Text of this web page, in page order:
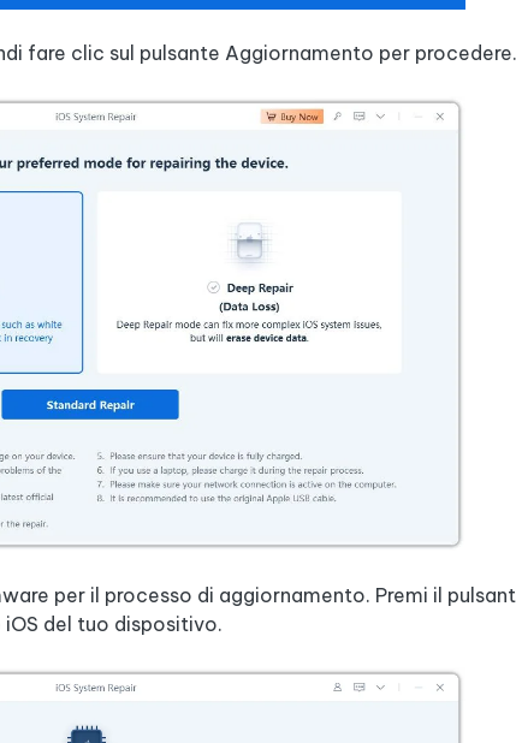
fare clic sul pulsante Aggiornamento per procedere.
per il processo di aggiornamento. Premi il
del tuo dispositivo.